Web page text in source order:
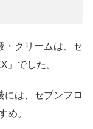
・クリームは、セ
でした。
は、セブンフロ
め。